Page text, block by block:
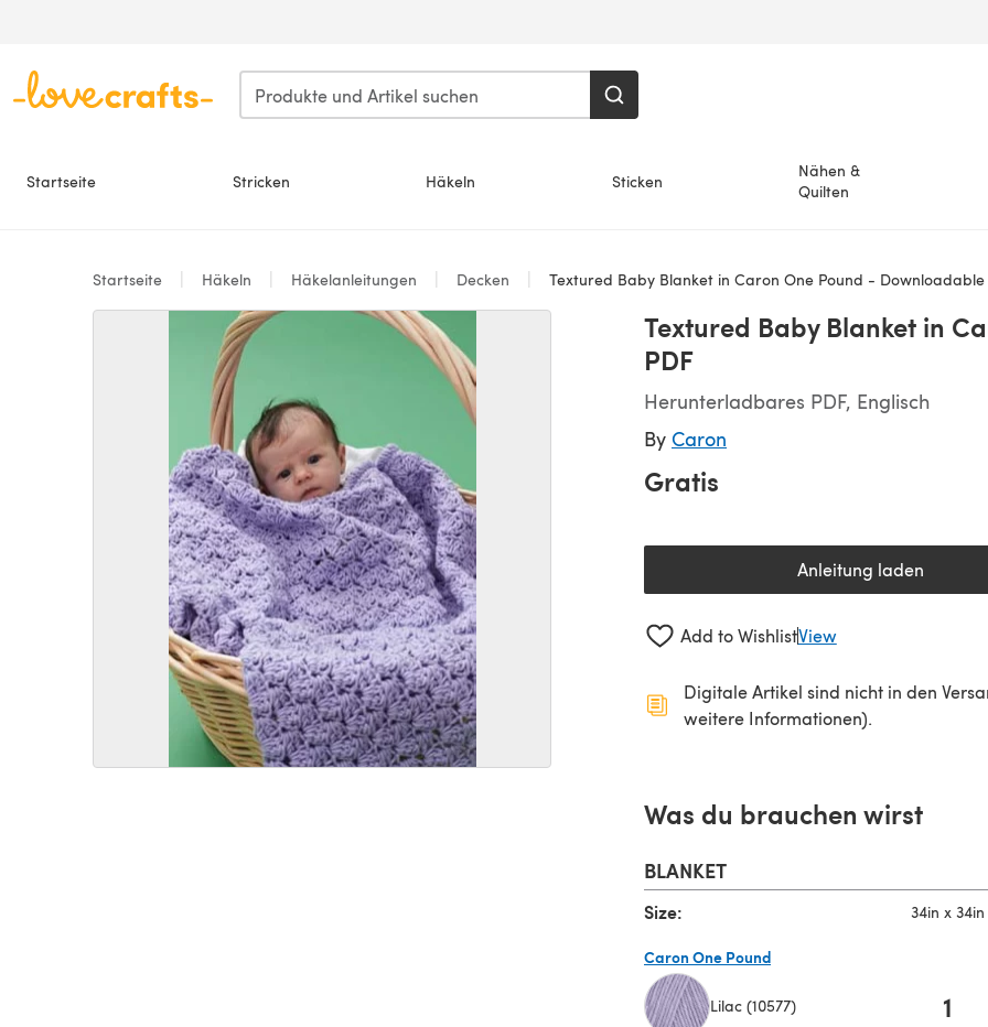
Startseite Stricken Häkeln Sticken
Nähen &
Quilten
Startseite Häkeln Häkelanleitungen Decken Textured Baby Blanket in Caron One Pound - Downloadable
Textured Baby Blanket in
PDF
Herunterladbares PDF, Englisch
By Caron
Gratis
Anleitung laden
(öffnet sich in
Add to WishlistView
Digitale Artikel sind nicht in den
weitere Informationen).
Was du brauchen wirst
BLANKET
Size: 34in x 34in
Caron One Pound
Lilac (10577) 1